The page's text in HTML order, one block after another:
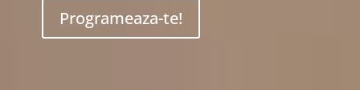
Programeaza-te!